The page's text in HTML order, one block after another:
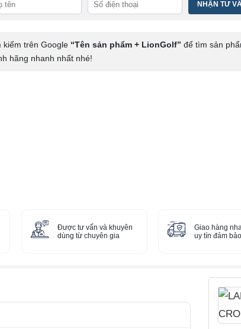
kiếm trên Google “Tên sản phẩm + LionGolf” để tìm sản
hãng nhanh nhất nhé!
Được tư vấn và khuyên
dùng từ chuyên gia
Giao hàng
uy tín đảm bảo